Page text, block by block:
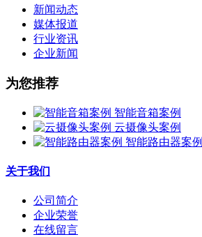
新闻动态
媒体报道
行业资讯
企业新闻
为您推荐
智能音箱案例
云摄像头案例
智能路由器案例
关于我们
公司简介
企业荣誉
在线留言